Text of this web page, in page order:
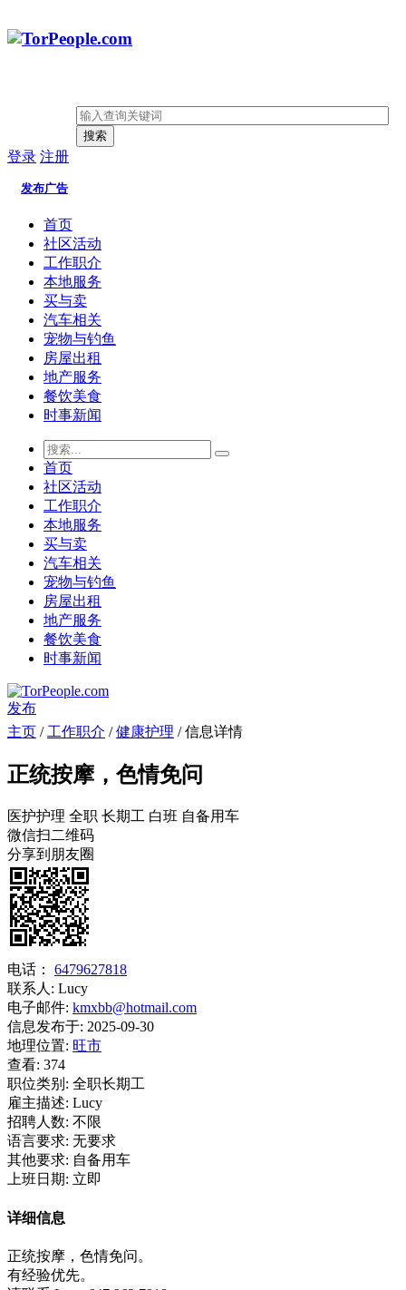
搜索
登录 注册
发布广告
首页
社区活动
工作职介
本地服务
买与卖
汽车相关
宠物与钓鱼
房屋出租
地产服务
餐饮美食
时事新闻
首页
社区活动
工作职介
本地服务
买与卖
汽车相关
宠物与钓鱼
房屋出租
地产服务
餐饮美食
时事新闻
发布
主页 /工作职介 /健康护理 / 信息详情
正统按摩，色情免问
医护护理 全职 长期工 白班 自备用车
微信扫二维码
分享到朋友圈
电话：
6479627818
联系人: Lucy
电子邮件: kmxbb@hotmail.com
信息发布于: 2025-09-30
地理位置: 旺市
查看: 374
职位类别: 全职长期工
雇主描述: Lucy
招聘人数: 不限
语言要求: 无要求
其他要求: 自备用车
上班日期: 立即
详细信息
正统按摩，色情免问。
有经验优先。